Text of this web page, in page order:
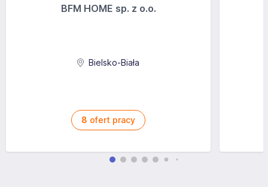
BFM HOME sp. z o.o.
Bielsko-Biała
8 ofert pracy